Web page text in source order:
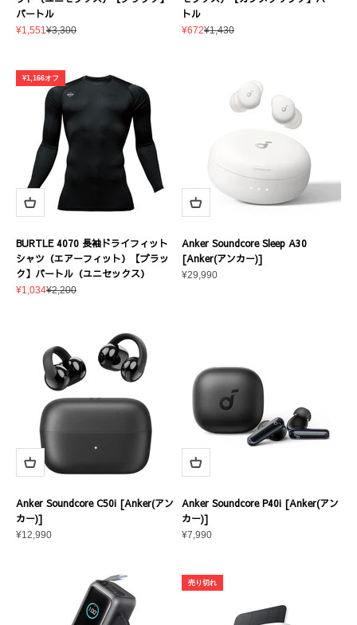
バートル
セール価格
¥1,551 通常価格
¥3,300
トル
セール価格
¥672通常価格
¥1,430
¥1,166オフ
BURTLE 4070 長袖ドライフィット
シャツ（エアーフィット）【ブラッ
ク】バートル（ユニセックス）
セール価格
¥1,034通常価格
¥2,200
Anker Soundcore Sleep A30
[Anker(アンカー)]
セール価格
¥29,990
Anker Soundcore C50i [Anker(アン
カー)]
セール価格
¥12,990
Anker Soundcore P40i [Anker(アン
カー)]
セール価格
¥7,990
売り切れ